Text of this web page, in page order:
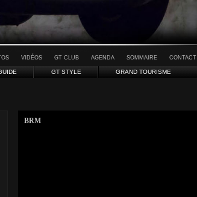
VIDÉOS GT CLUB AGENDA SOMMAIRE CONTACT
GT STYLE GRAND TOURISME
BRM